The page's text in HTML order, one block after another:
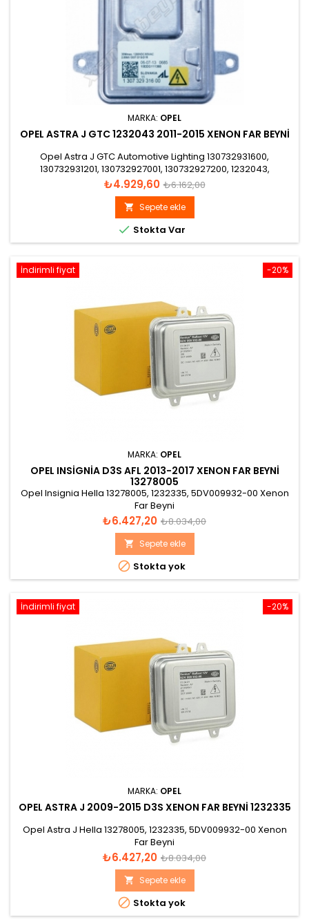
MARKA: OPEL
OPEL ASTRA J GTC 1232043 2011-2015 XENON FAR BEYNI
Opel Astra J GTC Automotive Lighting 130732931600,
130732931201, 130732927001, 130732927200, 1232043,
20950285, 20950268 Xenon Far Beyni
Fiyat
₺4.929,60 Normal
fiyat
₺6.162,00
 Sepete ekle
 Stokta Var
-20%
İndirimli fiyat
MARKA: OPEL
OPEL INSIGNIA D3S AFL 2013-2017 XENON FAR BEYNI
13278005
Opel Insignia Hella 13278005, 1232335, 5DV009932-00 Xenon
Far Beyni
Fiyat
₺6.427,20 Normal
fiyat
₺8.034,00
 Sepete ekle
 Stokta yok
-20%
İndirimli fiyat
MARKA: OPEL
OPEL ASTRA J 2009-2015 D3S XENON FAR BEYNI 1232335
Opel Astra J Hella 13278005, 1232335, 5DV009932-00 Xenon
Far Beyni
Fiyat
₺6.427,20 Normal
fiyat
₺8.034,00
 Sepete ekle
 Stokta yok